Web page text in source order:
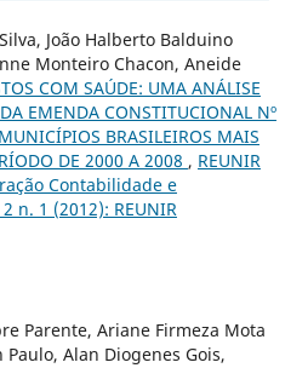
João Halberto Balduino
Monteiro Chacon, Aneide
COM SAÚDE: UMA ANÁLISE
EMENDA CONSTITUCIONAL Nº
BRASILEIROS MAIS
DE 2000 A 2008 , REUNIR
Contabilidade e
n. 1 (2012): REUNIR
Parente, Ariane Firmeza Mota
Alan Diogenes Gois,